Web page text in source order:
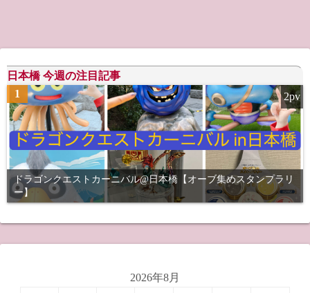
日本橋 今週の注目記事
1
ドラゴンクエストカーニバル@日本橋【オーブ集めスタンプラリ
ー】
2pv
2026年8月